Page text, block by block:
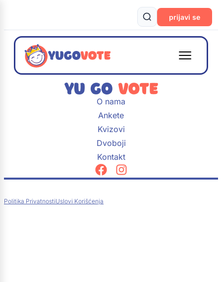
prijavi se
O nama
Ankete
Kvizovi
Dvoboji
Kontakt
Politika PrivatnostiUslovi Korišćenja